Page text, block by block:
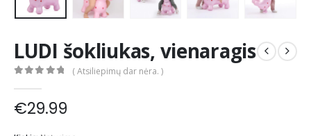
LUDI šokliukas, vienaragis
( Atsiliepimų dar nėra. )
€29.99